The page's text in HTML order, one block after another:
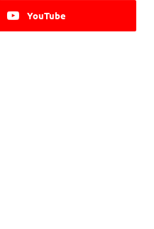
YouTube